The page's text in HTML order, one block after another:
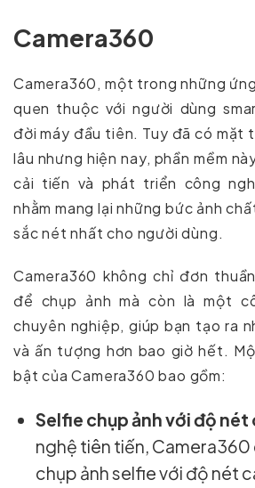
Camera360
Camera360, một trong những
quen thuộc với người dùng
đời máy đầu tiên. Tuy đã có
lâu nhưng hiện nay, phần mềm
cải tiến và phát triển công
nhằm mang lại những bức ảnh
sắc nét nhất cho người dùng.
Camera360 không chỉ đơn
để chụp ảnh mà còn là một
chuyên nghiệp, giúp bạn tạo ra
và ấn tượng hơn bao giờ hết.
bật của Camera360 bao gồm:
Selfie chụp ảnh với độ nét
nghệ tiên tiến,
chụp ảnh selfie với độ nét